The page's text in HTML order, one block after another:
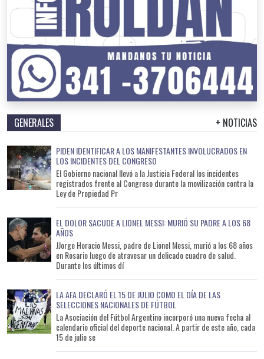
GENERALES + NOTICIAS
PIDEN IDENTIFICAR A LOS MANIFESTANTES INVOLUCRADOS EN
LOS INCIDENTES DEL CONGRESO
El Gobierno nacional llevó a la Justicia Federal los incidentes
registrados frente al Congreso durante la movilización contra la
Ley de Propiedad Pr
EL DOLOR SACUDE A LIONEL MESSI: MURIÓ SU PADRE A LOS 68
AÑOS
JJorge Horacio Messi, padre de Lionel Messi, murió a los 68 años
en Rosario luego de atravesar un delicado cuadro de salud.
Durante los últimos dí
LA AFA DECLARÓ EL 15 DE JULIO COMO EL DÍA DE LAS
SELECCIONES NACIONALES DE FÚTBOL
La Asociación del Fútbol Argentino incorporó una nueva fecha al
calendario oficial del deporte nacional. A partir de este año, cada
15 de julio se